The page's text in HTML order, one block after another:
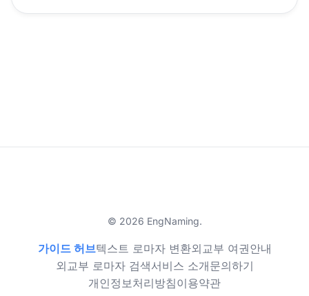
© 2026 EngNaming.
가이드 허브텍스트 로마자 변환외교부 여권안내
외교부 로마자 검색서비스 소개문의하기
개인정보처리방침이용약관